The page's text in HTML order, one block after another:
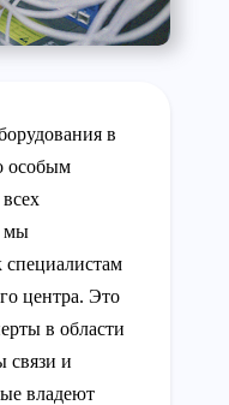
в
особым
мы
специалистам
центра. Это
в области
связи и
владеют